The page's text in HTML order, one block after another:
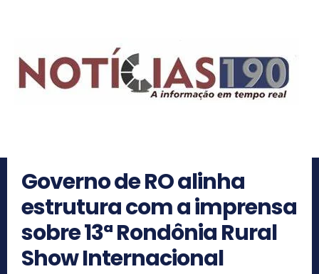
Governo de RO alinha
estrutura com a imprensa
sobre 13ª Rondônia Rural
Show Internacional